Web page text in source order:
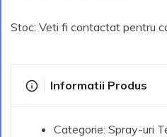
Stoc: Veti fi contactat pentru
Informatii Produs
Categorie: Spray-uri